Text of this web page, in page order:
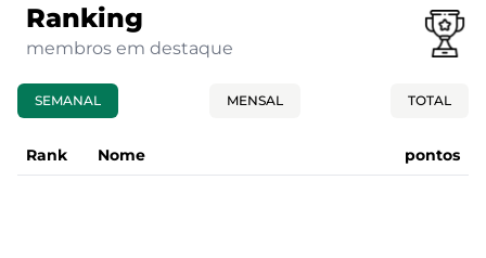
Ranking
membros em destaque
SEMANAL MENSAL TOTAL
Rank Nome pontos